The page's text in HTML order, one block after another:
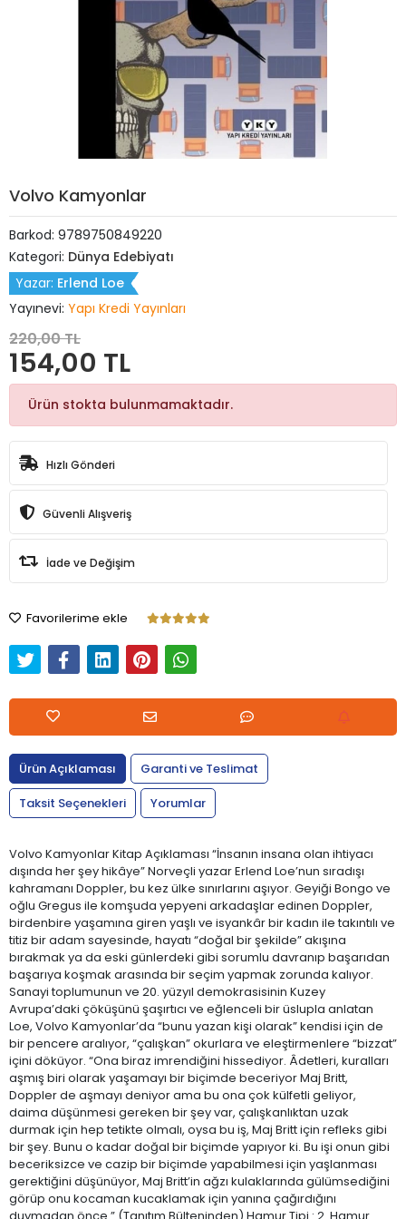
Volvo Kamyonlar
Barkod: 9789750849220
Kategori: Dünya Edebiyatı
Yazar: Erlend Loe
Yayınevi: Yapı Kredi Yayınları
220,00 TL
154,00 TL
Ürün stokta bulunmamaktadır.
Hızlı Gönderi
Güvenli Alışveriş
İade ve Değişim
Favorilerime ekle
Ürün Açıklaması
Garanti ve Teslimat
Taksit Seçenekleri
Yorumlar
Volvo Kamyonlar Kitap Açıklaması “İnsanın insana olan ihtiyacı
dışında her şey hikâye” Norveçli yazar Erlend Loe’nun sıradışı
kahramanı Doppler, bu kez ülke sınırlarını aşıyor. Geyiği Bongo ve
oğlu Gregus ile komşuda yepyeni arkadaşlar edinen Doppler,
birdenbire yaşamına giren yaşlı ve isyankâr bir kadın ile takıntılı ve
titiz bir adam sayesinde, hayatı “doğal bir şekilde” akışına
bırakmak ya da eski günlerdeki gibi sorumlu davranıp başarıdan
başarıya koşmak arasında bir seçim yapmak zorunda kalıyor.
Sanayi toplumunun ve 20. yüzyıl demokrasisinin Kuzey
Avrupa’daki çöküşünü şaşırtıcı ve eğlenceli bir üslupla anlatan
Loe, Volvo Kamyonlar’da “bunu yazan kişi olarak” kendisi için de
bir pencere aralıyor, “çalışkan” okurlara ve eleştirmenlere “bizzat”
içini döküyor. “Ona biraz imrendiğini hissediyor. Âdetleri, kuralları
aşmış biri olarak yaşamayı bir biçimde beceriyor Maj Britt,
Doppler de aşmayı deniyor ama bu ona çok külfetli geliyor,
daima düşünmesi gereken bir şey var, çalışkanlıktan uzak
durmak için hep tetikte olmalı, oysa bu iş, Maj Britt için refleks gibi
bir şey. Bunu o kadar doğal bir biçimde yapıyor ki. Bu işi onun gibi
beceriksizce ve cazip bir biçimde yapabilmesi için yaşlanması
gerektiğini düşünüyor, Maj Britt’in ağzı kulaklarında gülümsediğini
görüp onu kocaman kucaklamak için yanına çağırdığını